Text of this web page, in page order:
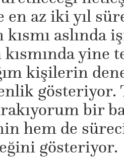
az iki yıl
aslında
yine
kişilerin
gösteriyor.
bir
hem de
gösteriyor.